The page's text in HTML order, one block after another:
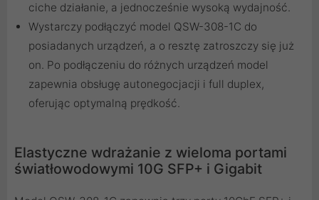
ciche działanie, a jednocześnie wysoką wydajność.
Wystarczy podłączyć model QSW-308-1C do
posiadanych urządzeń, a o resztę zatroszczy się już
on. Po podłączeniu do różnych urządzeń model
zapewnia obsługę autonegocjacji i full duplex,
oferując optymalną prędkość.
Elastyczne wdrażanie z wieloma portami
światłowodowymi 10G SFP+ i Gigabit